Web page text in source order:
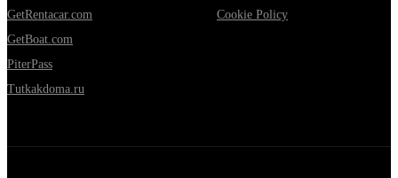
GetRentacar.com
GetBoat.com
PiterPass
Tutkakdoma.ru
Cookie Policy